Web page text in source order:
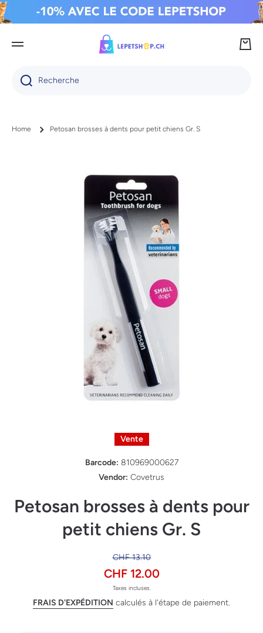
IGNORER ET PASSER AU CONTENU
Recherche
Home Petosan brosses à dents pour petit chiens Gr. S
Passer aux informations produits
Vente
Barcode: 810969000627
Vendor: Covetrus
Petosan brosses à dents pour
petit chiens Gr. S
CHF 13.10
CHF 12.00
Taxes incluses.
FRAIS D'EXPÉDITION calculés à l'étape de paiement.